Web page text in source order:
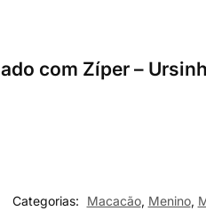
com Zíper –
Categorias: Macacão, Menino,